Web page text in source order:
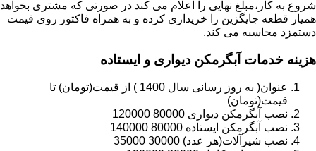
شروع به کار،مبلغ نهایی را اعلام می کند در صورتی که مشتری بخواهد
همیار قطعه جایگزین را خریداری کرده و به همراه فاکتور روی قیمت
دستمزد محاسبه می کند.
هزینه خدمات آبگرمکن دیواری و ایستاده
عنوان( به روز رسانی سال 1400 ) از قیمت(تومان) تا
قیمت(تومان)
نصب آبگرمکن دیواری 80000 120000
نصب آبگرمکن ایستاده 80000 140000
نصب شیرآلات(هر عدد) 30000 35000